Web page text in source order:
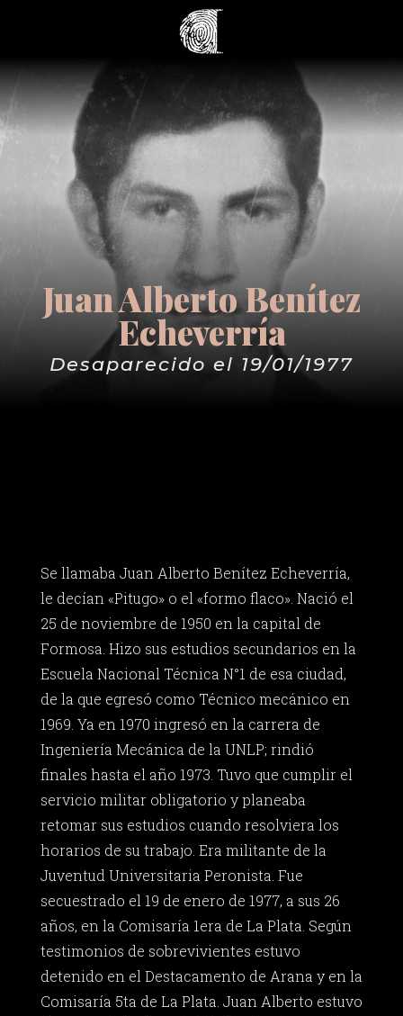
Juan Alberto Benítez
Echeverría
Desaparecido el 19/01/1977
Se llamaba Juan Alberto Benítez Echeverría,
le decían «Pitugo» o el «formo flaco». Nació el
25 de noviembre de 1950 en la capital de
Formosa. Hizo sus estudios secundarios en la
Escuela Nacional Técnica N°1 de esa ciudad,
de la que egresó como Técnico mecánico en
1969. Ya en 1970 ingresó en la carrera de
Ingeniería Mecánica de la UNLP; rindió
finales hasta el año 1973. Tuvo que cumplir el
servicio militar obligatorio y planeaba
retomar sus estudios cuando resolviera los
horarios de su trabajo. Era militante de la
Juventud Universitaria Peronista. Fue
secuestrado el 19 de enero de 1977, a sus 26
años, en la Comisaría 1era de La Plata. Según
testimonios de sobrevivientes estuvo
detenido en el Destacamento de Arana y en la
Comisaría 5ta de La Plata. Juan Alberto estuvo